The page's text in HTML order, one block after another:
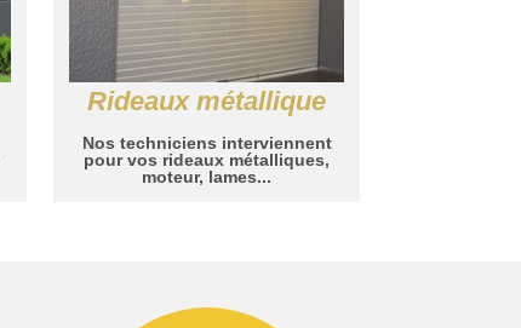
Rideaux métallique
Nos techniciens interviennent
pour vos rideaux métalliques,
moteur, lames...